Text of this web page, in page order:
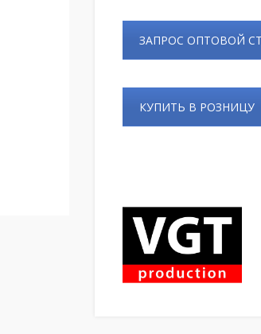
ЗАПРОС ОПТОВОЙ
КУПИТЬ В РОЗНИЦУ